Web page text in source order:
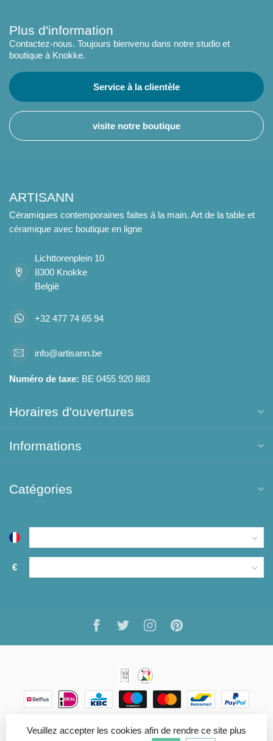
Plus d'information
Contactez-nous. Toujours bienvenu dans notre studio et
boutique à Knokke.
Service à la clientèle
visite notre boutique
ARTISANN
Céramiques contemporaines faites à la main. Art de la table et
céramique avec boutique en ligne
Lichttorenplein 10
8300 Knokke
België
+32 477 74 65 94
info@artisann.be
Numéro de taxe: BE 0455 920 883
Horaires d'ouvertures
Informations
Catégories
€
Veuillez accepter les cookies afin de rendre ce site plus